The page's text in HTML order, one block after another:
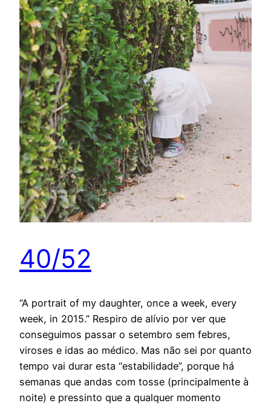
40/52
“A portrait of my daughter, once a week, every
week, in 2015.” Respiro de alívio por ver que
conseguimos passar o setembro sem febres,
viroses e idas ao médico. Mas não sei por quanto
tempo vai durar esta “estabilidade”, porque há
semanas que andas com tosse (principalmente à
noite) e pressinto que a qualquer momento